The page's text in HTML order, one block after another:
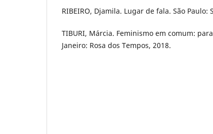
RIBEIRO, Djamila. Lugar de fala. São Paulo:
TIBURI, Márcia. Feminismo em comum:
Janeiro: Rosa dos Tempos, 2018.